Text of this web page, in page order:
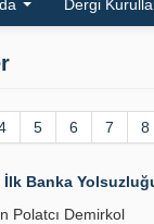
Dergi
5 6 7 8
İlk Banka
Polatcı Demirkol